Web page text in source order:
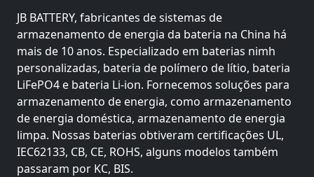
JB BATTERY, fabricantes de sistemas de
armazenamento de energia da bateria na China há
mais de 10 anos. Especializado em baterias nimh
personalizadas, bateria de polímero de lítio, bateria
LiFePO4 e bateria Li-ion. Fornecemos soluções para
armazenamento de energia, como armazenamento
de energia doméstica, armazenamento de energia
limpa. Nossas baterias obtiveram certificações UL,
IEC62133, CB, CE, ROHS, alguns modelos também
passaram por KC, BIS.